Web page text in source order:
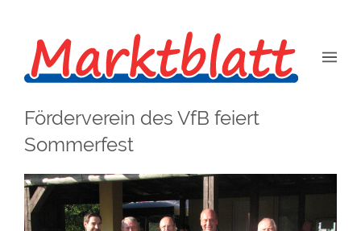
Förderverein des VfB feiert
Sommerfest